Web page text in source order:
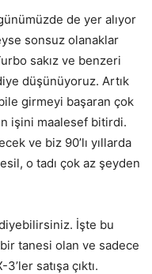
de yer alıyor
sonsuz olanaklar
sakız ve benzeri
düşünüyoruz. Artık
girmeyi başaran çok
işini maalesef bitirdi.
ve biz 90’lı yıllarda
o tadı çok az şeyden
diyebilirsiniz. İşte bu
tanesi olan ve sadece
satışa çıktı.